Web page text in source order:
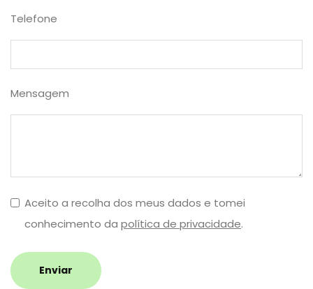
Telefone
Mensagem
Aceito a recolha dos meus dados e tomei
conhecimento da política de privacidade.
Enviar